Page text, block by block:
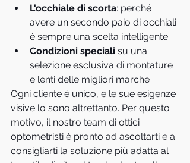
L'occhiale di scorta: perché
avere un secondo paio di occhiali
è sempre una scelta intelligente
Condizioni speciali su una
selezione esclusiva di montature
e lenti delle migliori marche
Ogni cliente è unico, e le sue esigenze
visive lo sono altrettanto. Per questo
motivo, il nostro team di ottici
optometristi è pronto ad ascoltarti e a
consigliarti la soluzione più adatta al